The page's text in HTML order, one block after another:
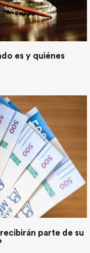
es y quiénes
parte de su